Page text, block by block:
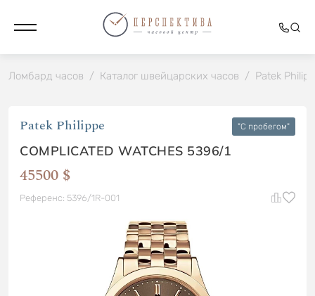
Ломбард часов / Каталог швейцарских часов / Patek
Patek Philippe "C пробегом"
COMPLICATED WATCHES 5396/1
45500 $
Референс: 5396/1R-001